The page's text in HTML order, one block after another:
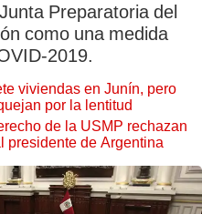
Preparatoria del
como una medida
2019.
viviendas en Junín, pero
por la lentitud
de la USMP rechazan
presidente de Argentina